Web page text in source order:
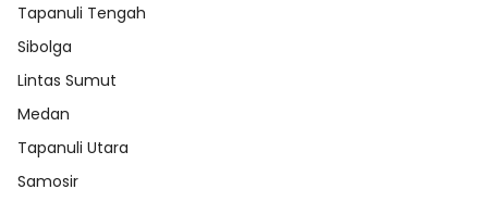
Tapanuli Tengah
Sibolga
Lintas Sumut
Medan
Tapanuli Utara
Samosir